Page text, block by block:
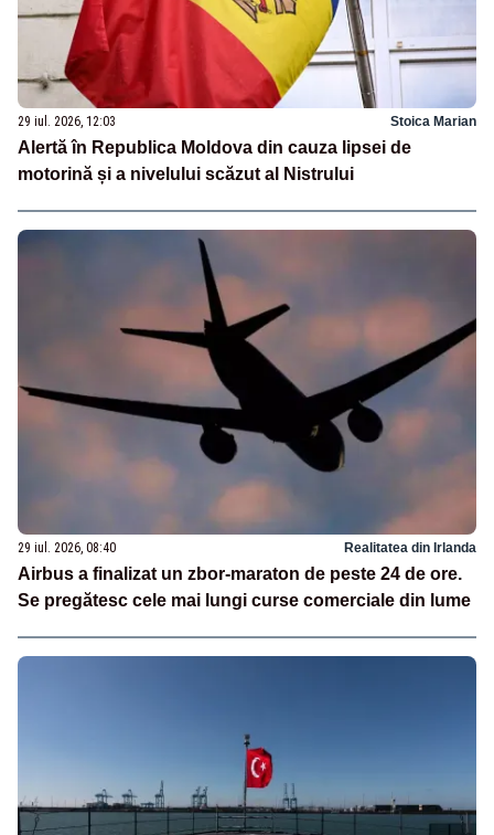
29 iul. 2026, 12:03 Stoica Marian
Alertă în Republica Moldova din cauza lipsei de
motorină și a nivelului scăzut al Nistrului
29 iul. 2026, 08:40 Realitatea din Irlanda
Airbus a finalizat un zbor-maraton de peste 24 de ore.
Se pregătesc cele mai lungi curse comerciale din lume